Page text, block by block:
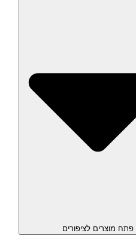
פתח מוצרים לציפורים